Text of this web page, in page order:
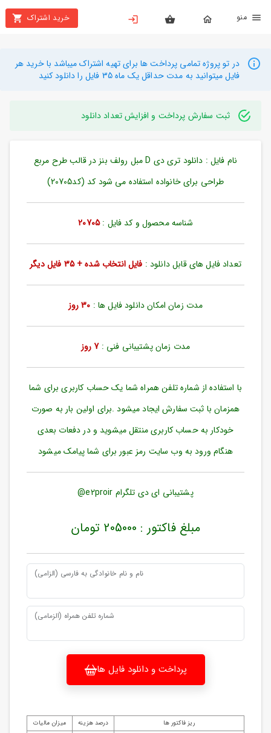
خرید اشتراک
بستن
محصولات
تهیه
راهنما
دانلود
ورود
به
بازیابی
رمز
مندی
ها
در تو پروژه تمامی پرداخت ها برای تهیه اشتراک میباشد با خرید هر
فایل میتوانید به مدت حداقل یک ماه 35 فایل را دانلود کنید
ثبت سفارش پرداخت و افزایش تعداد دانلود
نام فایل : دانلود تری دی D مبل رولف بنز در قالب طرح مربع
طراحی برای خانواده استفاده می شود کد (کد20705)
شناسه محصول و کد فایل :20705
تعداد فایل های قابل دانلود : فایل انتخاب شده + 35 فایل دیگر
مدت زمان امکان دانلود فایل ها : 30 روز
مدت زمان پشتیبانی فنی :7 روز
با استفاده از شماره تلفن همراه شما یک حساب کاربری برای شما
همزمان با ثبت سفارش ایجاد میشود .برای اولین بار به صورت
خودکار به حساب کاربری منتقل میشوید و در دفعات بعدی
هنگام ورود به وب سایت رمز عبور برای شما پیامک میشود
پشتیبانی ای دی تلگرام e2proir@
مبلغ فاکتور : 205000 تومان
نام و نام خانوادگی به فارسی (الزامی)
شماره تلفن همراه (الزمامی)
پرداخت و دانلود فایل ها
ریز فاکتور ها درصد هزینه
میزان مالیات